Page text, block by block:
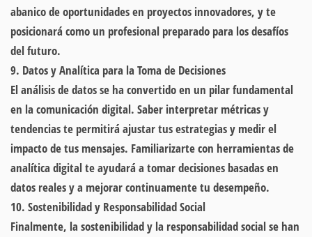
abanico de oportunidades en proyectos innovadores, y te
posicionará como un profesional preparado para los desafíos
del futuro.
9. Datos y Analítica para la Toma de Decisiones
El análisis de datos se ha convertido en un pilar fundamental
en la comunicación digital. Saber interpretar métricas y
tendencias te permitirá ajustar tus estrategias y medir el
impacto de tus mensajes. Familiarizarte con herramientas de
analítica digital te ayudará a tomar decisiones basadas en
datos reales y a mejorar continuamente tu desempeño.
10. Sostenibilidad y Responsabilidad Social
Finalmente, la sostenibilidad y la responsabilidad social se han